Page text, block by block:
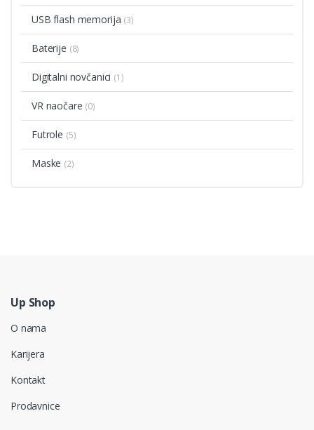
USB flash memorija (3)
Baterije (8)
Digitalni novčanici (1)
VR naočare (0)
Futrole (5)
Maske (2)
Up Shop
O nama
Karijera
Kontakt
Prodavnice